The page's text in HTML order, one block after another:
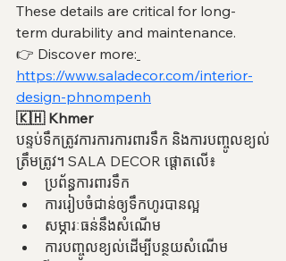
These details are critical for long-
term durability and maintenance.
👉 Discover more:
https://www.saladecor.com/interior-
design-phnompenh
🇰🇭 Khmer
បន្ទប់ទឹកត្រូវការការការពារទឹក និងការបញ្ចូលខ្យល់
ត្រឹមត្រូវ។ SALA DECOR ផ្តោតលើ៖
ប្រព័ន្ធការពារទឹក
ការរៀបចំជាន់ឲ្យទឹកហូរបានល្អ
សម្ភារៈធន់នឹងសំណើម
ការបញ្ចូលខ្យល់ដើម្បីបន្ថយសំណើម